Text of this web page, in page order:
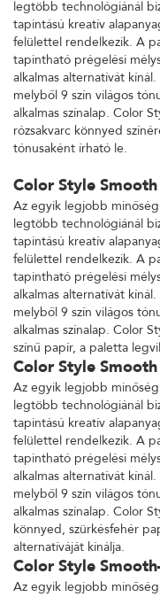
legtöbb technológiánál
tapintású kreatív
felülettel rendelkezik. A
tapintható prégelési
alkalmas alternatívát
melyből 9 szín világos
alkalmas színalap. Color
rózsakvarc könnyed
tónusaként írható le.
Color Style
Az egyik legjobb
legtöbb technológiánál
tapintású kreatív
felülettel rendelkezik. A
tapintható prégelési
alkalmas alternatívát
melyből 9 szín világos
alkalmas színalap. Color
színű papír, a paletta
Color Style
Az egyik legjobb
legtöbb technológiánál
tapintású kreatív
felülettel rendelkezik. A
tapintható prégelési
alkalmas alternatívát
melyből 9 szín világos
alkalmas színalap. Color
könnyed, szürkésfehér
alternatíváját kínálja.
Color Style
Az egyik legjobb